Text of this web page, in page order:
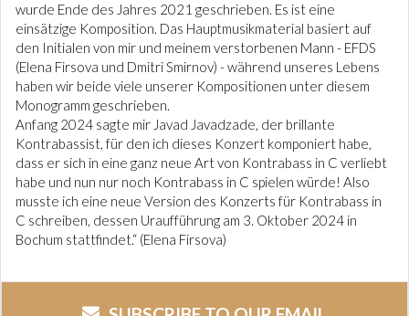
wurde Ende des Jahres 2021 geschrieben. Es ist eine
einsätzige Komposition. Das Hauptmusikmaterial basiert auf
den Initialen von mir und meinem verstorbenen Mann - EFDS
(Elena Firsova und Dmitri Smirnov) - während unseres Lebens
haben wir beide viele unserer Kompositionen unter diesem
Monogramm geschrieben.
Anfang 2024 sagte mir Javad Javadzade, der brillante
Kontrabassist, für den ich dieses Konzert komponiert habe,
dass er sich in eine ganz neue Art von Kontrabass in C verliebt
habe und nun nur noch Kontrabass in C spielen würde! Also
musste ich eine neue Version des Konzerts für Kontrabass in
C schreiben, dessen Uraufführung am 3. Oktober 2024 in
Bochum stattfindet.“ (Elena Firsova)